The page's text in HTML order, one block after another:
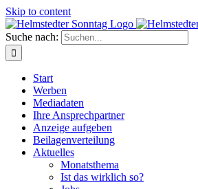
Skip to content
Suche nach:
Start
Werben
Mediadaten
Ihre Ansprechpartner
Anzeige aufgeben
Beilagenverteilung
Aktuelles
Monatsthema
Ist das wirklich so?